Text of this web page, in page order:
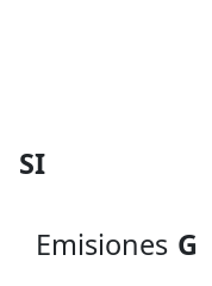
SI
Emisiones G